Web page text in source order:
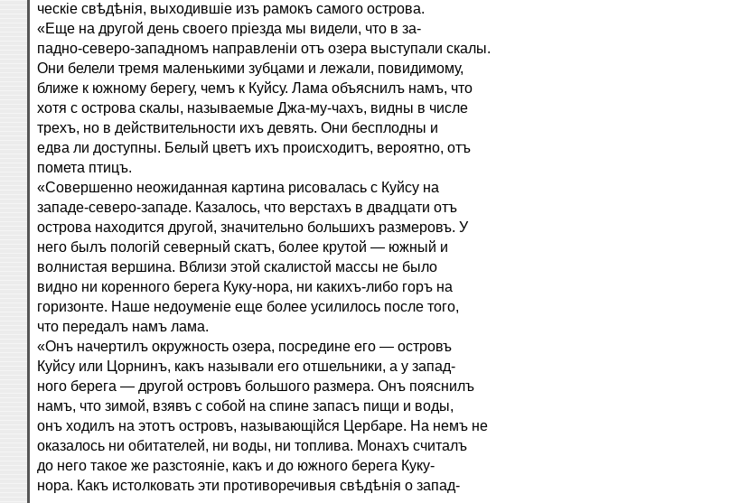
ческіе свѣдѣнія, выходившіе изъ рамокъ самого острова.
«Еще на другой день своего пріезда мы видели, что в за-
падно-северо-западномъ направленіи отъ озера выступали скалы.
Они белели тремя маленькими зубцами и лежали, повидимому,
ближе к южному берегу, чемъ к Куйсу. Лама объяснилъ намъ, что
хотя с острова скалы, называемые Джа-му-чахъ, видны в числе
трехъ, но в действительности ихъ девять. Они бесплодны и
едва ли доступны. Белый цветъ ихъ происходитъ, вероятно, отъ
помета птицъ.
«Совершенно неожиданная картина рисовалась с Куйсу на
западе-северо-западе. Казалось, что верстахъ в двадцати отъ
острова находится другой, значительно большихъ размеровъ. У
него былъ пологій северный скатъ, более крутой — южный и
волнистая вершина. Вблизи этой скалистой массы не было
видно ни коренного берега Куку-нора, ни какихъ-либо горъ на
горизонте. Наше недоуменіе еще более усилилось после того,
что передалъ намъ лама.
«Онъ начертилъ окружность озера, посредине его — островъ
Куйсу или Цорнинъ, какъ называли его отшельники, а у запад-
ного берега — другой островъ большого размера. Онъ пояснилъ
намъ, что зимой, взявъ с собой на спине запасъ пищи и воды,
онъ ходилъ на этотъ островъ, называющійся Цербаре. На немъ не
оказалось ни обитателей, ни воды, ни топлива. Монахъ считалъ
до него такое же разстояніе, какъ и до южного берега Куку-
нора. Какъ истолковать эти противоречивыя свѣдѣнія о запад-